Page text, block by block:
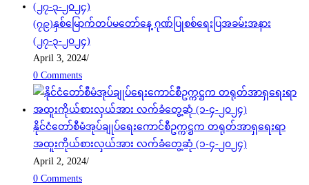
(၇၉)နှစ်မြောက်တပ်မတော်နေ့ ဂုဏ်ပြုစစ်ရေးပြအခမ်းအနား
(၂၇-၃-၂၀၂၄)
April 3, 2024/
0 Comments
နိုင်ငံတော်စီမံအုပ်ချုပ်ရေးကောင်စီဥက္ကဋ္ဌက တရုတ်အာရှရေးရာ
အထူးကိုယ်စားလှယ်အား လက်ခံတွေ့ဆုံ (၁-၄-၂၀၂၄)
April 2, 2024/
0 Comments